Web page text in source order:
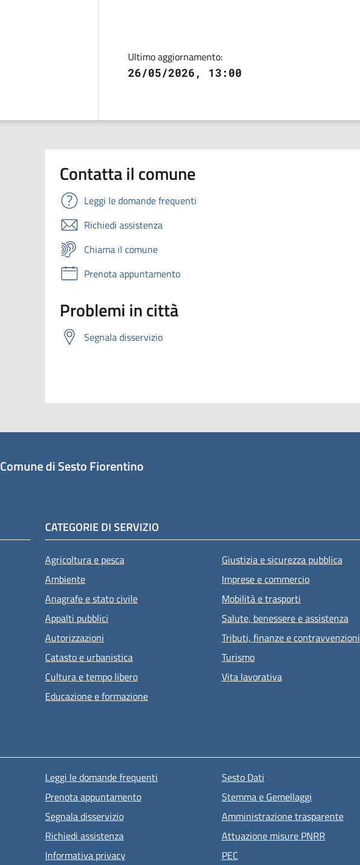
Ultimo aggiornamento:
26/05/2026, 13:00
Contatta il comune
Leggi le domande frequenti
Richiedi assistenza
Chiama il comune
Prenota appuntamento
Problemi in città
Segnala disservizio
Comune di Sesto Fiorentino
CATEGORIE DI SERVIZIO
Agricoltura e pesca
Ambiente
Anagrafe e stato civile
Appalti pubblici
Autorizzazioni
Catasto e urbanistica
Cultura e tempo libero
Educazione e formazione
Giustizia e sicurezza pubblica
Imprese e commercio
Mobilità e trasporti
Salute, benessere e assistenza
Tributi, finanze e contravvenzioni
Turismo
Vita lavorativa
Menu piè di pagina
Leggi le domande frequenti
Prenota appuntamento
Segnala disservizio
Richiedi assistenza
Informativa privacy
Sesto Dati
Stemma e Gemellaggi
Amministrazione trasparente
Attuazione misure PNRR
PEC